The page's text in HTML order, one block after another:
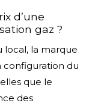
d’une
gaz ?
local, la marque
configuration du
que le
des